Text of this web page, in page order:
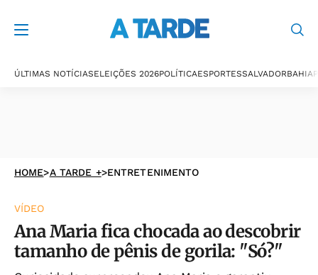
ÚLTIMAS NOTÍCIASELEIÇÕES 2026POLÍTICAESPORTESSALVADORBAHIA
HOME>A TARDE +>ENTRETENIMENTO
VÍDEO
Ana Maria fica chocada ao descobrir
tamanho de pênis de gorila: "Só?"